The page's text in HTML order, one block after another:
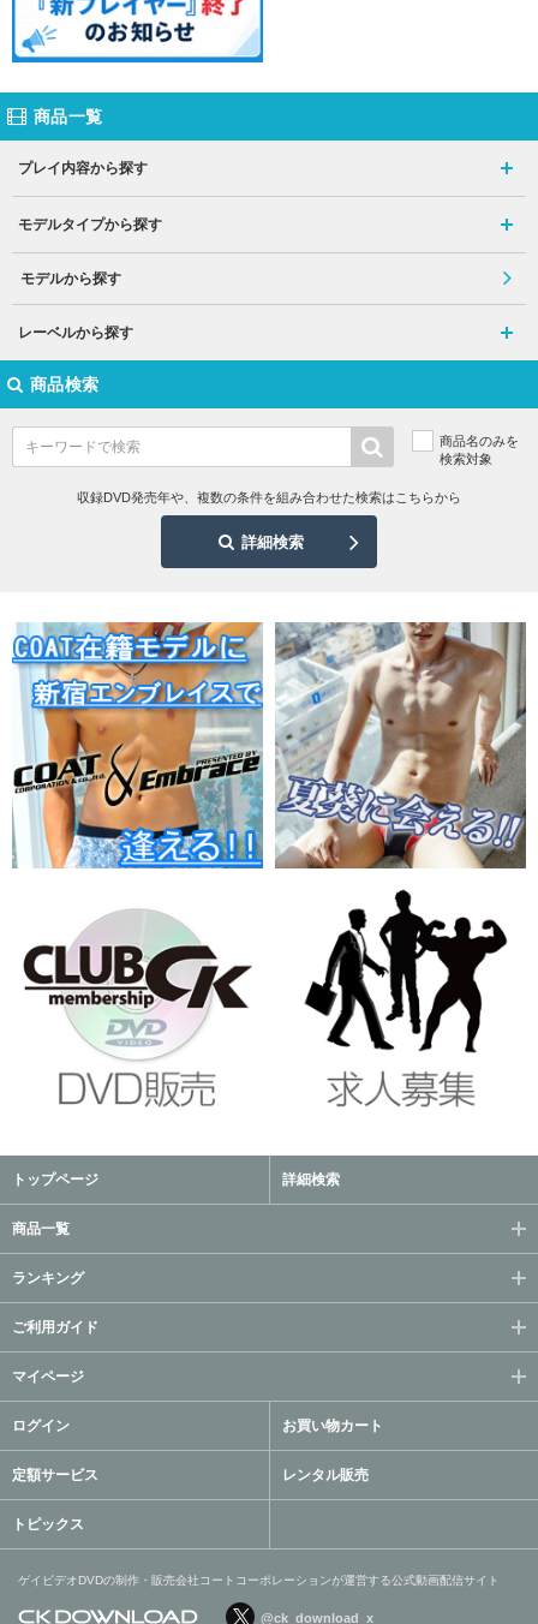
商品一覧
プレイ内容から探す
モデルタイプから探す
モデルから探す
レーベルから探す
商品検索
商品名のみを
検索対象
収録DVD発売年や、複数の条件を組み合わせた検索はこちらから
詳細検索
トップページ 詳細検索
商品一覧
ランキング
ご利用ガイド
マイページ
ログイン お買い物カート
定額サービス レンタル販売
トピックス
ゲイビデオDVDの制作・販売会社コートコーポレーションが運営する公式動画配信サイト
@ck_download_x